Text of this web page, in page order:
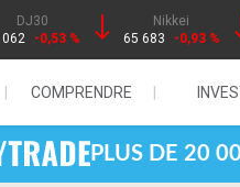
DJ30
062
-0,53 %
Nikkei
65 683
-0,93 %
COMPRENDRE
PLUS DE 20